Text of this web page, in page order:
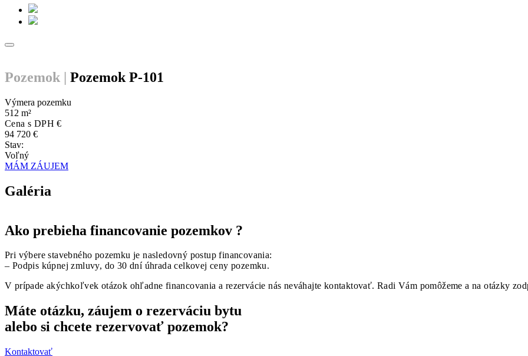
Pozemok | Pozemok P-101
Výmera pozemku
512 m²
Cena s DPH €
94 720 €
Stav:
Voľný
MÁM ZÁUJEM
Galéria
Ako prebieha financovanie pozemkov ?
Pri výbere stavebného pozemku je nasledovný postup financovania:
– Podpis kúpnej zmluvy, do 30 dní úhrada celkovej ceny pozemku.
V prípade akýchkoľvek otázok ohľadne financovania a rezervácie nás neváhajte kontaktovať. Radi Vám pomôžeme a na otázky
Máte otázku, záujem o rezerváciu bytu
alebo si chcete rezervovať pozemok?
Kontaktovať